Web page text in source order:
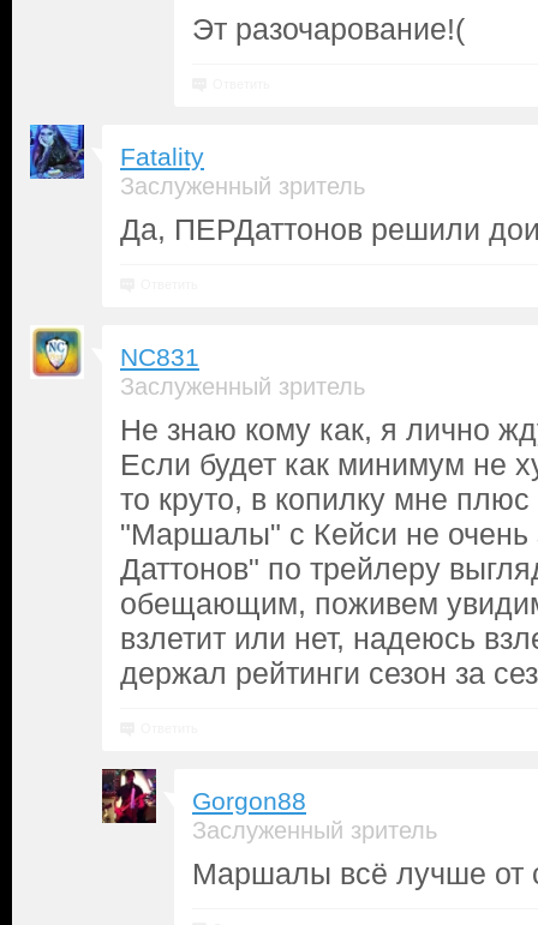
Эт разочарование!(
Fatality
Заслуженный зритель
Да, ПЕРДаттонов решили
NC831
Заслуженный зритель
Не знаю кому как, я лично
Если будет как минимум не
то круто, в копилку мне
"Маршалы" с Кейси не очень
Даттонов" по трейлеру
обещающим, поживем
взлетит или нет, надеюсь
держал рейтинги сезон за
Gorgon88
Заслуженный зритель
Маршалы всё лучше от